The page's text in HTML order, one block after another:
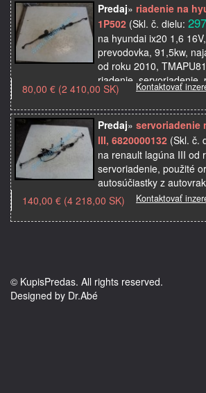
Predaj» riadenie na
1P502 (Skl. č. dielu:
na hyundai ix20 1,6
prevodovka, 91,5kw,
od roku 2010,
riadenie, servoriadenie,
venga, použité originál…
Kontaktovať
80,00 € (2 410,00 SK)
Predaj» servoriadenie
III, 6820000132 (Skl. č.
na renault lagúna III od
servoriadenie, použité
autosúčiastky z
Kontaktovať
140,00 € (4 218,00 SK)
© KupisPredas. All rights reserved.
Designed by Dr.Abé